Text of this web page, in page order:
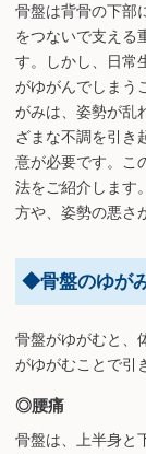
骨盤は背骨の下部
をつないで支える
す。しかし、日常
がゆがんでしまう
がみは、姿勢が乱
ざまな不調を引き
意が必要です。こ
法をご紹介します
方や、姿勢の悪さ
◆骨盤のゆが
骨盤がゆがむと、
がゆがむことで引
◎腰痛
骨盤は、上半身と